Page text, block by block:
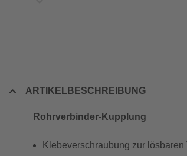
ARTIKELBESCHREIBUNG
Rohrverbinder-Kupplung
Klebeverschraubung zur